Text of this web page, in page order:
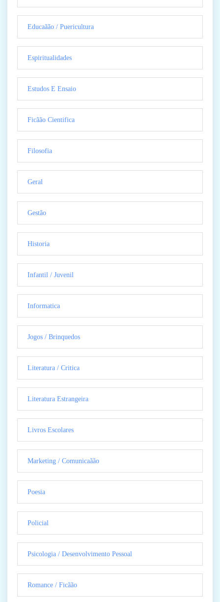
Educaãão / Puericultura
Espiritualidades
Estudos E Ensaio
Ficãão Cientifica
Filosofia
Geral
Gestão
Historia
Infantil / Juvenil
Informatica
Jogos / Brinquedos
Literatura / Critica
Literatura Estrangeira
Livros Escolares
Marketing / Comunicaãão
Poesia
Policial
Psicologia / Desenvolvimento Pessoal
Romance / Ficãão